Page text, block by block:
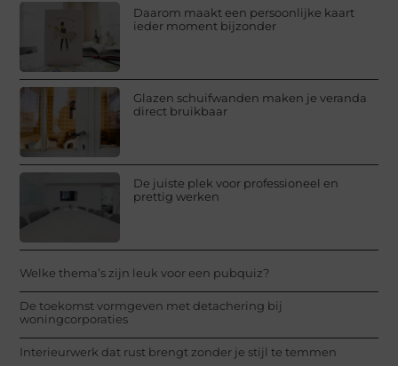
Daarom maakt een persoonlijke kaart
ieder moment bijzonder
Glazen schuifwanden maken je veranda
direct bruikbaar
De juiste plek voor professioneel en
prettig werken
Welke thema’s zijn leuk voor een pubquiz?
De toekomst vormgeven met detachering bij
woningcorporaties
Interieurwerk dat rust brengt zonder je stijl te temmen